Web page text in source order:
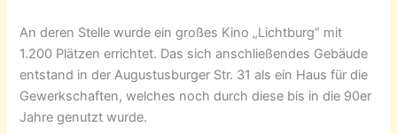
An deren Stelle wurde ein großes Kino „Lichtburg“ mit
1.200 Plätzen errichtet. Das sich anschließendes Gebäude
entstand in der Augustusburger Str. 31 als ein Haus für die
Gewerkschaften, welches noch durch diese bis in die 90er
Jahre genutzt wurde.